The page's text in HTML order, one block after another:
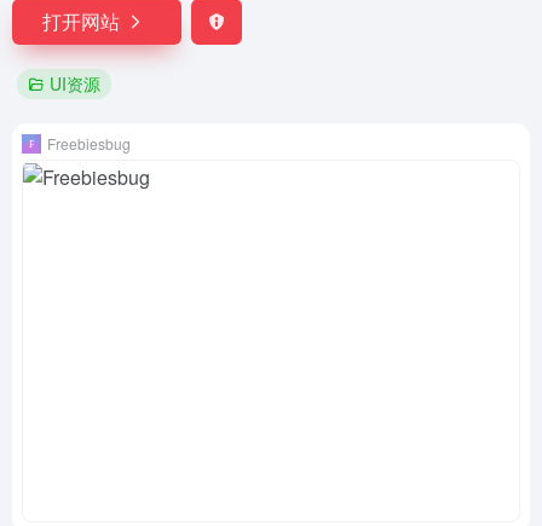
打开网站
UI资源
Freebiesbug